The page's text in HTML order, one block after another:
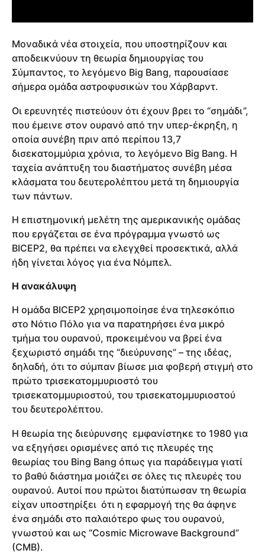
Μοναδικά νέα στοιχεία, που υποστηρίζουν και
αποδεικνύουν τη θεωρία δημιουργίας του
Σύμπαντος, το λεγόμενο Big Bang, παρουσίασε
σήμερα ομάδα αστροφυσικών του Χάρβαρντ.
Οι ερευνητές πιστεύουν ότι έχουν βρει το “σημάδι”,
που έμεινε στον ουρανό από την υπερ-έκρηξη, η
οποία συνέβη πριν από περίπου 13,7
δισεκατομμύρια χρόνια, τo λεγόμενο Big Bang. Η
ταχεία ανάπτυξη του διαστήματος συνέβη μέσα
κλάσματα του δευτερολέπτου μετά τη δημιουργία
των πάντων.
Η επιστημονική μελέτη της αμερικανικής ομάδας
που εργάζεται σε ένα πρόγραμμα γνωστό ως
BICEP2, θα πρέπει να ελεγχθεί προσεκτικά, αλλά
ήδη γίνεται λόγος για ένα Νόμπελ.
Η ανακάλυψη
Η ομάδα BICEP2 χρησιμοποίησε ένα τηλεσκόπιο
στο Νότιο Πόλο για να παρατηρήσει ένα μικρό
τμήμα του ουρανού, προκειμένου να βρεί ένα
ξεχωριστό σημάδι της “διεύρυνσης” – της ιδέας,
δηλαδή, ότι το σύμπαν βίωσε μια φοβερή στιγμή στο
πρώτο τρισεκατομμυριοστό του
τρισεκατομμυριοστού, του τρισεκατομμυριοστού
του δευτερολέπτου.
Η θεωρία της διεύρυνσης εμφανίστηκε το 1980 για
να εξηγήσει ορισμένες από τις πλευρές της
θεωρίας του Bing Bang όπως για παράδειγμα γιατί
το βαθύ διάστημα μοιάζει σε όλες τις πλευρές του
ουρανού. Αυτοί που πρώτοι διατύπωσαν τη θεωρία
είχαν υποστηρίξει ότι η εφαρμογή της θα άφηνε
ένα σημάδι στο παλαιότερο φως του ουρανού,
γνωστού και ως “Cosmic Microwave Background”
(CMB).